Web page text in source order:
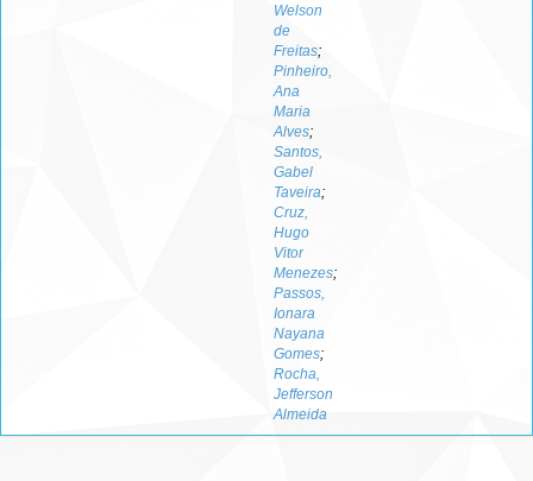
Welson
de
Freitas;
Pinheiro,
Ana
Maria
Alves;
Santos,
Gabel
Taveira;
Cruz,
Hugo
Vitor
Menezes;
Passos,
Ionara
Nayana
Gomes;
Rocha,
Jefferson
Almeida